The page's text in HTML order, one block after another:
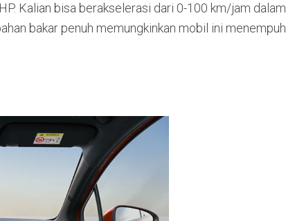
Kalian bisa berakselerasi dari 0-100 km/jam dalam
bakar penuh memungkinkan mobil ini menempuh